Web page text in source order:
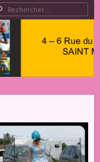
Rechercher